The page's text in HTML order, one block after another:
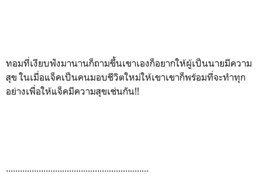
ทอมที่เงียบฟังมานานก็ถามขึ้นเขาเองก็อยากให้ผู้เป็นนายมีความ
สุข ในเมื่อแจ็คเป็นคนมอบชีวิตใหม่ให้เขาเขาก็พร้อมที่จะทำทุก
อย่างเพื่อให้แจ็คมีความสุขเช่นกัน!!
.............................................................